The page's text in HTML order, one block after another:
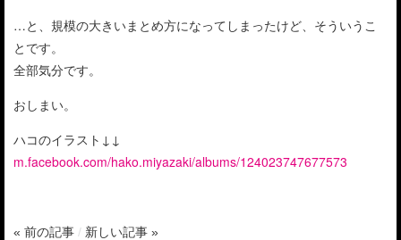
…と、規模の大きいまとめ方になってしまったけど、そういうこ
とです。
全部気分です。
おしまい。
ハコのイラスト↓↓
m.facebook.com/hako.miyazaki/albums/124023747677573
« 前の記事 / 新しい記事 »